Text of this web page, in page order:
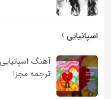
اسپانیایی
ترجمه مجزا